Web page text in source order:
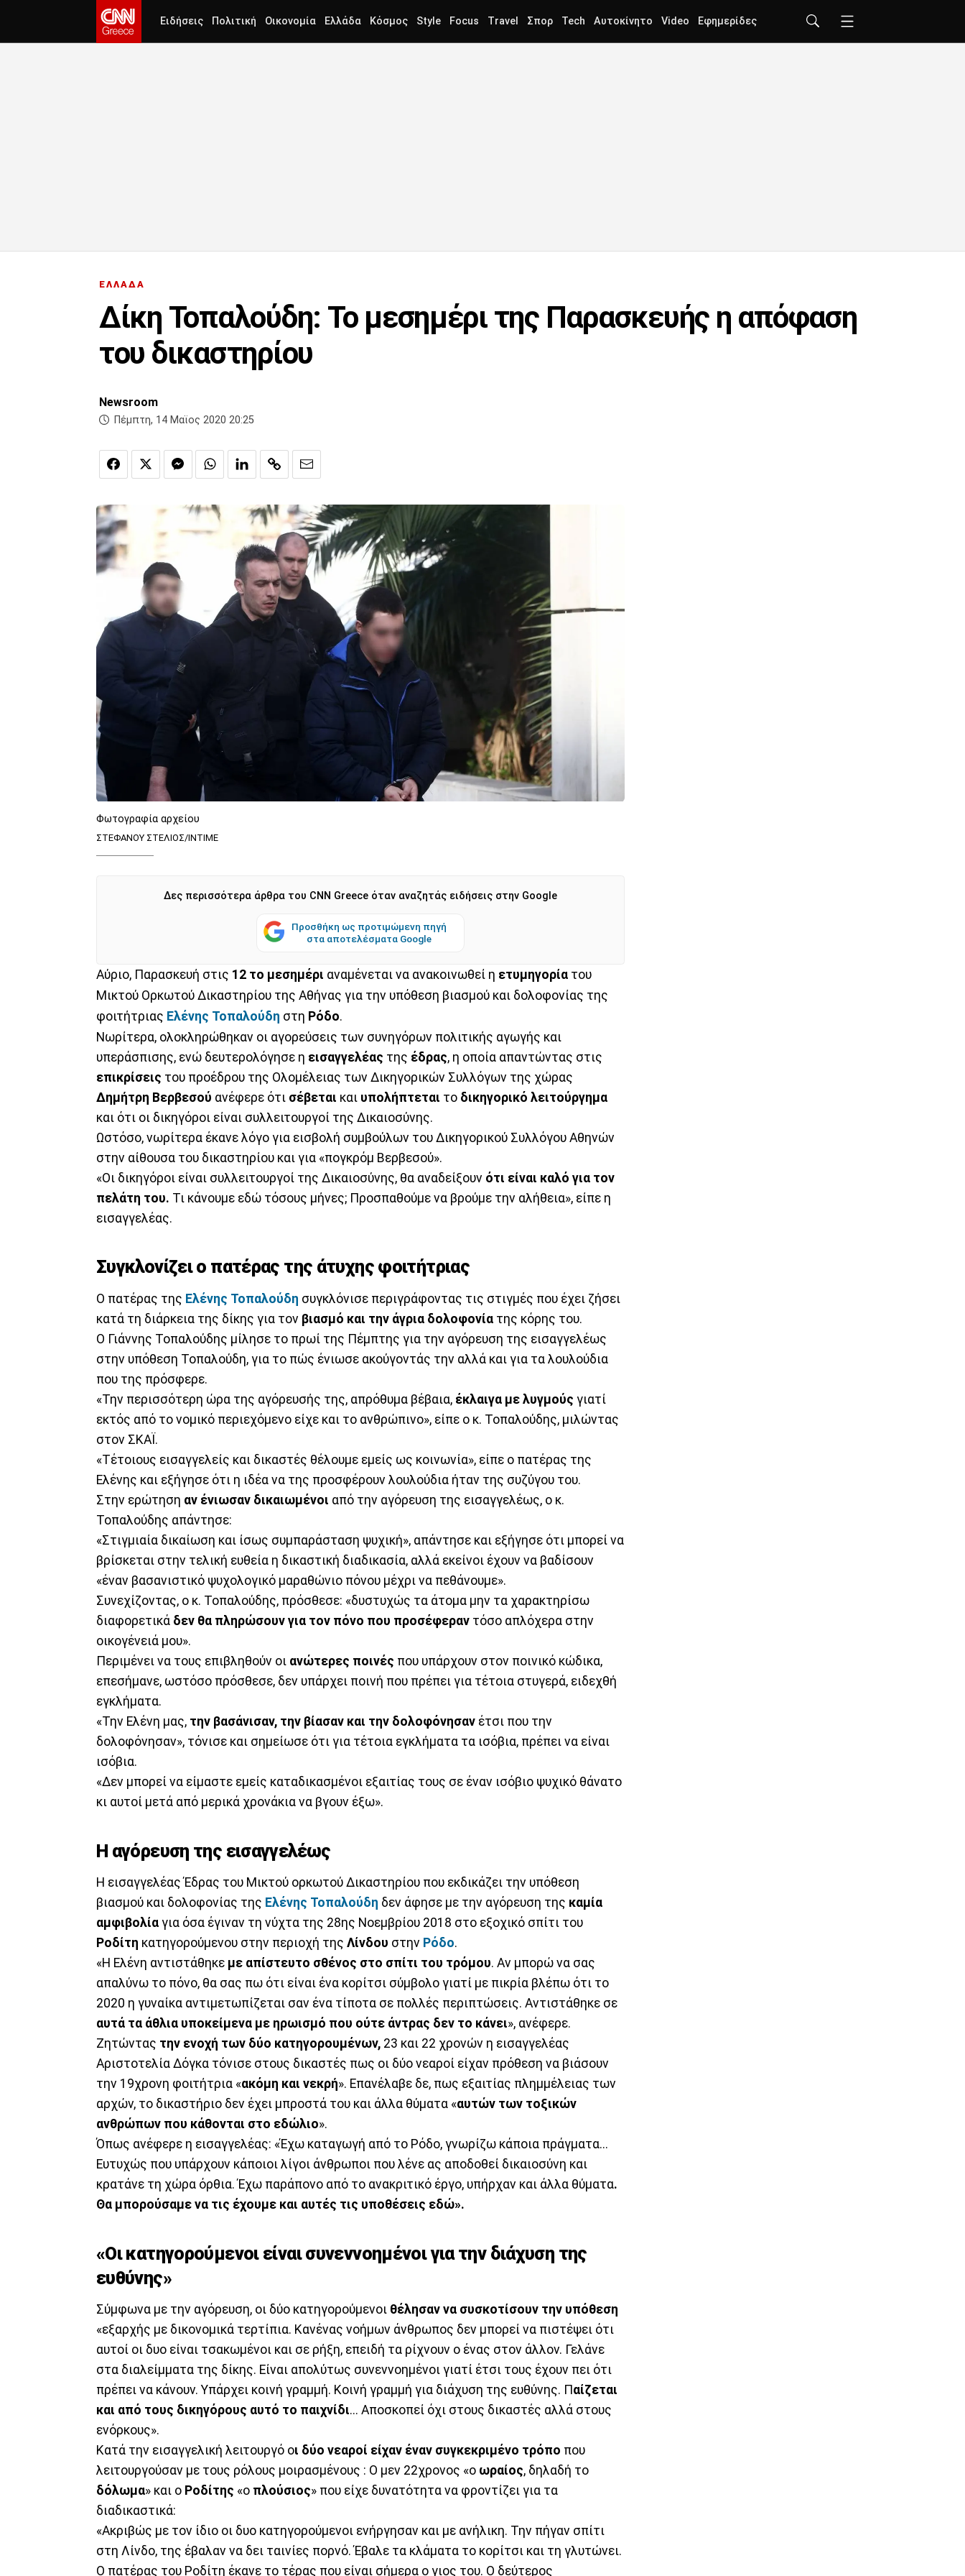
Ειδήσεις Πολιτική Οικονομία Ελλάδα Κόσμος Style Focus Travel Σπορ Tech Αυτοκίνητο Video Εφημερίδες
ΕΛΛΑΔΑ
Δίκη Τοπαλούδη: Το μεσημέρι της Παρασκευής η απόφαση
του δικαστηρίου
Newsroom
Πέμπτη, 14 Μαϊος 2020 20:25
Φωτογραφία αρχείου
ΣΤΕΦΑΝΟΥ ΣΤΕΛΙΟΣ/INTIME
Δες περισσότερα άρθρα του CNN Greece όταν αναζητάς ειδήσεις στην Google
Προσθήκη ως προτιμώμενη πηγή
στα αποτελέσματα Google
Αύριο, Παρασκευή στις 12 το μεσημέρι αναμένεται να ανακοινωθεί η ετυμηγορία του
Μικτού Ορκωτού Δικαστηρίου της Αθήνας για την υπόθεση βιασμού και δολοφονίας της
φοιτήτριας Ελένης Τοπαλούδη στη Ρόδο.
Νωρίτερα, ολοκληρώθηκαν οι αγορεύσεις των συνηγόρων πολιτικής αγωγής και
υπεράσπισης, ενώ δευτερολόγησε η εισαγγελέας της έδρας, η οποία απαντώντας στις
επικρίσεις του προέδρου της Ολομέλειας των Δικηγορικών Συλλόγων της χώρας
Δημήτρη Βερβεσού ανέφερε ότι σέβεται και υπολήπτεται το δικηγορικό λειτούργημα
και ότι οι δικηγόροι είναι συλλειτουργοί της Δικαιοσύνης.
Ωστόσο, νωρίτερα έκανε λόγο για εισβολή συμβούλων του Δικηγορικού Συλλόγου Αθηνών
στην αίθουσα του δικαστηρίου και για «πογκρόμ Βερβεσού».
«Οι δικηγόροι είναι συλλειτουργοί της Δικαιοσύνης, θα αναδείξουν ότι είναι καλό για τον
πελάτη του. Τι κάνουμε εδώ τόσους μήνες; Προσπαθούμε να βρούμε την αλήθεια», είπε η
εισαγγελέας.
Συγκλονίζει ο πατέρας της άτυχης φοιτήτριας
Ο πατέρας της Ελένης Τοπαλούδη συγκλόνισε περιγράφοντας τις στιγμές που έχει ζήσει
κατά τη διάρκεια της δίκης για τον βιασμό και την άγρια δολοφονία της κόρης του.
Ο Γιάννης Τοπαλούδης μίλησε το πρωί της Πέμπτης για την αγόρευση της εισαγγελέως
στην υπόθεση Τοπαλούδη, για το πώς ένιωσε ακούγοντάς την αλλά και για τα λουλούδια
που της πρόσφερε.
«Την περισσότερη ώρα της αγόρευσής της, απρόθυμα βέβαια, έκλαιγα με λυγμούς γιατί
εκτός από το νομικό περιεχόμενο είχε και το ανθρώπινο», είπε ο κ. Τοπαλούδης, μιλώντας
στον ΣΚΑΪ.
«Τέτοιους εισαγγελείς και δικαστές θέλουμε εμείς ως κοινωνία», είπε ο πατέρας της
Ελένης και εξήγησε ότι η ιδέα να της προσφέρουν λουλούδια ήταν της συζύγου του.
Στην ερώτηση αν ένιωσαν δικαιωμένοι από την αγόρευση της εισαγγελέως, ο κ.
Τοπαλούδης απάντησε:
«Στιγμιαία δικαίωση και ίσως συμπαράσταση ψυχική», απάντησε και εξήγησε ότι μπορεί να
βρίσκεται στην τελική ευθεία η δικαστική διαδικασία, αλλά εκείνοι έχουν να βαδίσουν
«έναν βασανιστικό ψυχολογικό μαραθώνιο πόνου μέχρι να πεθάνουμε».
Συνεχίζοντας, ο κ. Τοπαλούδης, πρόσθεσε: «δυστυχώς τα άτομα μην τα χαρακτηρίσω
διαφορετικά δεν θα πληρώσουν για τον πόνο που προσέφεραν τόσο απλόχερα στην
οικογένειά μου».
Περιμένει να τους επιβληθούν οι ανώτερες ποινές που υπάρχουν στον ποινικό κώδικα,
επεσήμανε, ωστόσο πρόσθεσε, δεν υπάρχει ποινή που πρέπει για τέτοια στυγερά, ειδεχθή
εγκλήματα.
«Την Ελένη μας, την βασάνισαν, την βίασαν και την δολοφόνησαν έτσι που την
δολοφόνησαν», τόνισε και σημείωσε ότι για τέτοια εγκλήματα τα ισόβια, πρέπει να είναι
ισόβια.
«Δεν μπορεί να είμαστε εμείς καταδικασμένοι εξαιτίας τους σε έναν ισόβιο ψυχικό θάνατο
κι αυτοί μετά από μερικά χρονάκια να βγουν έξω».
Η αγόρευση της εισαγγελέως
Η εισαγγελέας Έδρας του Μικτού ορκωτού Δικαστηρίου που εκδικάζει την υπόθεση
βιασμού και δολοφονίας της Ελένης Τοπαλούδη δεν άφησε με την αγόρευση της καμία
αμφιβολία για όσα έγιναν τη νύχτα της 28ης Νοεμβρίου 2018 στο εξοχικό σπίτι του
Ροδίτη κατηγορούμενου στην περιοχή της Λίνδου στην Ρόδο.
«Η Ελένη αντιστάθηκε με απίστευτο σθένος στο σπίτι του τρόμου. Αν μπορώ να σας
απαλύνω το πόνο, θα σας πω ότι είναι ένα κορίτσι σύμβολο γιατί με πικρία βλέπω ότι το
2020 η γυναίκα αντιμετωπίζεται σαν ένα τίποτα σε πολλές περιπτώσεις. Αντιστάθηκε σε
αυτά τα άθλια υποκείμενα με ηρωισμό που ούτε άντρας δεν το κάνει», ανέφερε.
Ζητώντας την ενοχή των δύο κατηγορουμένων, 23 και 22 χρονών η εισαγγελέας
Αριστοτελία Δόγκα τόνισε στους δικαστές πως οι δύο νεαροί είχαν πρόθεση να βιάσουν
την 19χρονη φοιτήτρια «ακόμη και νεκρή». Επανέλαβε δε, πως εξαιτίας πλημμέλειας των
αρχών, το δικαστήριο δεν έχει μπροστά του και άλλα θύματα «αυτών των τοξικών
ανθρώπων που κάθονται στο εδώλιο».
Όπως ανέφερε η εισαγγελέας: «Έχω καταγωγή από το Ρόδο, γνωρίζω κάποια πράγματα...
Ευτυχώς που υπάρχουν κάποιοι λίγοι άνθρωποι που λένε ας αποδοθεί δικαιοσύνη και
κρατάνε τη χώρα όρθια. Έχω παράπονο από το ανακριτικό έργο, υπήρχαν και άλλα θύματα.
Θα μπορούσαμε να τις έχουμε και αυτές τις υποθέσεις εδώ».
«Οι κατηγορούμενοι είναι συνεννοημένοι για την διάχυση της
ευθύνης»
Σύμφωνα με την αγόρευση, οι δύο κατηγορούμενοι θέλησαν να συσκοτίσουν την υπόθεση
«εξαρχής με δικονομικά τερτίπια. Κανένας νοήμων άνθρωπος δεν μπορεί να πιστέψει ότι
αυτοί οι δυο είναι τσακωμένοι και σε ρήξη, επειδή τα ρίχνουν ο ένας στον άλλον. Γελάνε
στα διαλείμματα της δίκης. Είναι απολύτως συνεννοημένοι γιατί έτσι τους έχουν πει ότι
πρέπει να κάνουν. Υπάρχει κοινή γραμμή. Κοινή γραμμή για διάχυση της ευθύνης. Π αίζεται
και από τους δικηγόρους αυτό το παιχνίδι... Αποσκοπεί όχι στους δικαστές αλλά στους
ενόρκους».
Κατά την εισαγγελική λειτουργό οι δύο νεαροί είχαν έναν συγκεκριμένο τρόπο που
λειτουργούσαν με τους ρόλους μοιρασμένους : Ο μεν 22χρονος «ο ωραίος, δηλαδή το
δόλωμα» και ο Ροδίτης «ο πλούσιος» που είχε δυνατότητα να φροντίζει για τα
διαδικαστικά:
«Ακριβώς με τον ίδιο οι δυο κατηγορούμενοι ενήργησαν και με ανήλικη. Την πήγαν σπίτι
στη Λίνδο, της έβαλαν να δει ταινίες πορνό. Έβαλε τα κλάματα το κορίτσι και τη γλυτώνει.
Ο πατέρας του Ροδίτη έκανε το τέρας που είναι σήμερα ο γιος του. Ο δεύτερος